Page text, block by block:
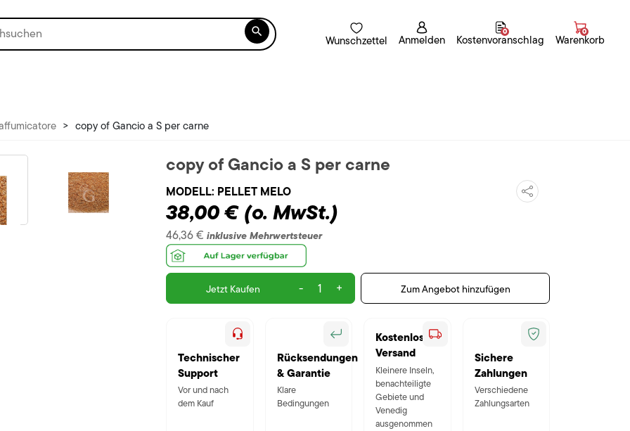

Wunschzettel Anmelden Kostenvoranschlag
0
Warenkorb
0
> copy of Gancio a S per carne
copy of Gancio a S per carne
MODELL: PELLET MELO
38,00 € (o. MwSt.)
46,36 € inklusive Mehrwertsteuer
Jetzt Kaufen - + Zum Angebot hinzufügen
Technischer
Support
Vor und nach
dem Kauf
Rücksendungen
& Garantie
Klare
Bedingungen
Kostenloser
Versand
Kleinere Inseln,
benachteiligte
Gebiete und
Venedig
ausgenommen
Sichere
Zahlungen
Verschiedene
Zahlungsarten